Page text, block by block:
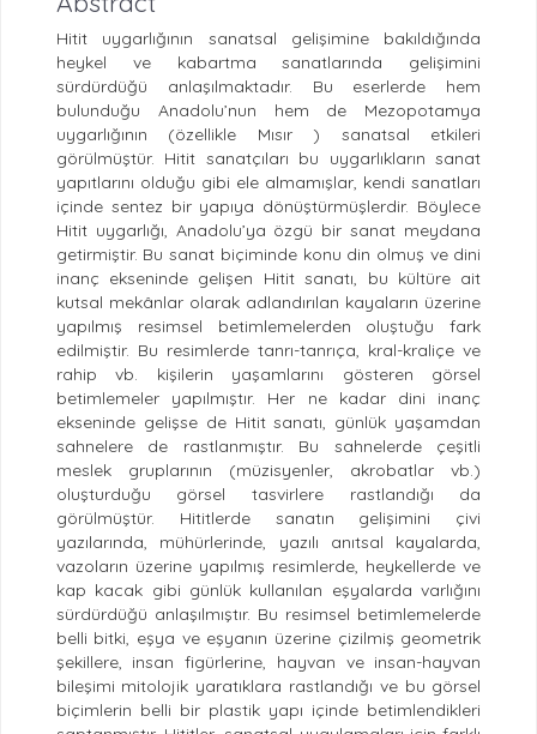
Hitit uygarlığının sanatsal gelişimine bakıldığında
heykel ve kabartma sanatlarında gelişimini
sürdürdüğü anlaşılmaktadır. Bu eserlerde hem
bulunduğu Anadolu’nun hem de Mezopotamya
uygarlığının (özellikle Mısır ) sanatsal etkileri
görülmüştür. Hitit sanatçıları bu uygarlıkların sanat
yapıtlarını olduğu gibi ele almamışlar, kendi sanatları
içinde sentez bir yapıya dönüştürmüşlerdir. Böylece
Hitit uygarlığı, Anadolu’ya özgü bir sanat meydana
getirmiştir. Bu sanat biçiminde konu din olmuş ve dini
inanç ekseninde gelişen Hitit sanatı, bu kültüre ait
kutsal mekânlar olarak adlandırılan kayaların üzerine
yapılmış resimsel betimlemelerden oluştuğu fark
edilmiştir. Bu resimlerde tanrı-tanrıça, kral-kraliçe ve
rahip vb. kişilerin yaşamlarını gösteren görsel
betimlemeler yapılmıştır. Her ne kadar dini inanç
ekseninde gelişse de Hitit sanatı, günlük yaşamdan
sahnelere de rastlanmıştır. Bu sahnelerde çeşitli
meslek gruplarının (müzisyenler, akrobatlar vb.)
oluşturduğu görsel tasvirlere rastlandığı da
görülmüştür. Hititlerde sanatın gelişimini çivi
yazılarında, mühürlerinde, yazılı anıtsal kayalarda,
vazoların üzerine yapılmış resimlerde, heykellerde ve
kap kacak gibi günlük kullanılan eşyalarda varlığını
sürdürdüğü anlaşılmıştır. Bu resimsel betimlemelerde
belli bitki, eşya ve eşyanın üzerine çizilmiş geometrik
şekillere, insan figürlerine, hayvan ve insan-hayvan
bileşimi mitolojik yaratıklara rastlandığı ve bu görsel
biçimlerin belli bir plastik yapı içinde betimlendikleri